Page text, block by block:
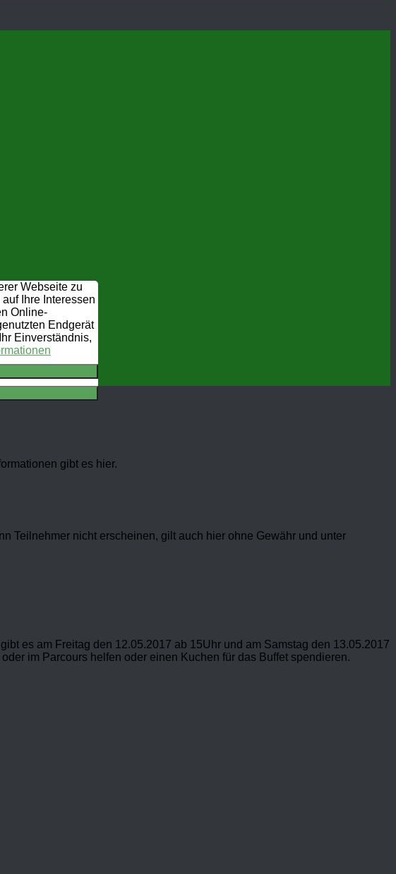
gibt es hier.
Teilnehmer nicht erscheinen, gilt auch hier ohne Gewähr und unter
es am Freitag den 12.05.2017 ab 15Uhr und am Samstag den 13.05.2017
im Parcours helfen oder einen Kuchen für das Buffet spendieren.
Webseite zu
Ihre Interessen
Online-
Endgerät
Einverständnis,